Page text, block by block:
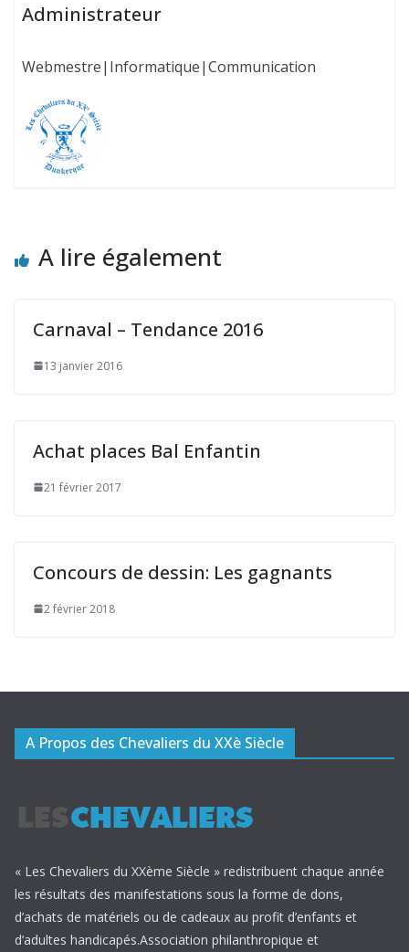
Administrateur
Webmestre|Informatique|Communication
A lire également
Carnaval – Tendance 2016
13 janvier 2016
Achat places Bal Enfantin
21 février 2017
Concours de dessin: Les gagnants
2 février 2018
A Propos des Chevaliers du XXè Siècle
« Les Chevaliers du XXème Siècle » redistribuent chaque année
les résultats des manifestations sous la forme de dons,
d’achats de matériels ou de cadeaux au profit d’enfants et
d’adultes handicapés.Association philanthropique et